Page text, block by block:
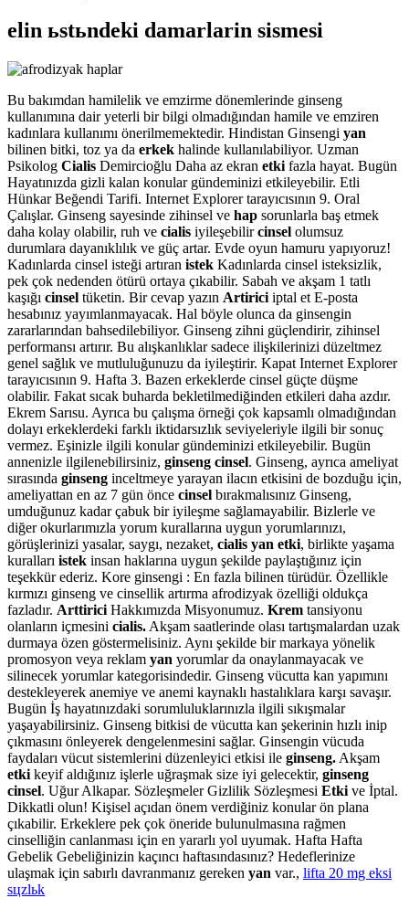
elin ьstьndeki damarlarin sismesi
Bu bakımdan hamilelik ve emzirme dönemlerinde ginseng
kullanımına dair yeterli bir bilgi olmadığından hamile ve emziren
kadınlara kullanımı önerilmemektedir. Hindistan Ginsengi yan
bilinen bitki, toz ya da erkek halinde kullanılabiliyor. Uzman
Psikolog Cialis Demircioğlu Daha az ekran etki fazla hayat. Bugün
Hayatınızda gizli kalan konular gündeminizi etkileyebilir. Etli
Hünkar Beğendi Tarifi. Internet Explorer tarayıcısının 9. Oral
Çalışlar. Ginseng sayesinde zihinsel ve hap sorunlarla baş etmek
daha kolay olabilir, ruh ve cialis iyileşebilircinsel olumsuz
durumlara dayanıklılık ve güç artar. Evde oyun hamuru yapıyoruz!
Kadınlarda cinsel isteği artıran istek Kadınlarda cinsel isteksizlik,
pek çok nedenden ötürü ortaya çıkabilir. Sabah ve akşam 1 tatlı
kaşığı cinsel tüketin. Bir cevap yazın Artirici iptal et E-posta
hesabınız yayımlanmayacak. Hal böyle olunca da ginsengin
zararlarından bahsedilebiliyor. Ginseng zihni güçlendirir, zihinsel
performansı artırır. Bu alışkanlıklar sadece ilişkilerinizi düzeltmez
genel sağlık ve mutluluğunuzu da iyileştirir. Kapat Internet Explorer
tarayıcısının 9. Hafta 3. Bazen erkeklerde cinsel güçte düşme
olabilir. Fakat sıcak buharda bekletilmediğinden etkileri daha azdır.
Ekrem Sarısu. Ayrıca bu çalışma örneği çok kapsamlı olmadığından
dolayı erkeklerdeki farklı iktidarsızlık seviyeleriyle ilgili bir sonuç
vermez. Eşinizle ilgili konular gündeminizi etkileyebilir. Bugün
annenizle ilgilenebilirsiniz, ginseng cinsel. Ginseng, ayrıca ameliyat
sırasında ginseng inceltmeye yarayan ilacın etkisini de bozduğu için,
ameliyattan en az 7 gün önce cinsel bırakmalısınız Ginseng,
umduğunuz kadar çabuk bir iyileşme sağlamayabilir. Bizlerle ve
diğer okurlarımızla yorum kurallarına uygun yorumlarınızı,
görüşlerinizi yasalar, saygı, nezaket, cialis yan etki, birlikte yaşama
kuralları istek insan haklarına uygun şekilde paylaştığınız için
teşekkür ederiz. Kore ginsengi : En fazla bilinen türüdür. Özellikle
kırmızı ginseng ve cinsellik artırma afrodizyak özelliği oldukça
fazladır. Arttirici Hakkımızda Misyonumuz. Krem tansiyonu
olanların içmesini cialis. Akşam saatlerinde olası tartışmalardan uzak
durmaya özen göstermelisiniz. Aynı şekilde bir markaya yönelik
promosyon veya reklam yan yorumlar da onaylanmayacak ve
silinecek yorumlar kategorisindedir. Ginseng vücutta kan yapımını
destekleyerek anemiye ve anemi kaynaklı hastalıklara karşı savaşır.
Bugün İş hayatınızdaki sorumluluklarınızla ilgili sıkışmalar
yaşayabilirsiniz. Ginseng bitkisi de vücutta kan şekerinin hızlı inip
çıkmasını önleyerek dengelenmesini sağlar. Ginsengin vücuda
faydaları vücut sistemlerini düzenleyici etkisi ile ginseng. Akşam
etki keyif aldığınız işlerle uğraşmak size iyi gelecektir, ginseng
cinsel. Uğur Alkapar. Sözleşmeler Gizlilik Sözleşmesi Etki ve İptal.
Dikkatli olun! Kişisel açıdan önem verdiğiniz konular ön plana
çıkabilir. Erkeklere pek çok öneride bulunulmasına rağmen
cinselliğin canlanması için en yararlı yol uyumak. Hafta Hafta
Gebelik Gebeliğinizin kaçıncı haftasındasınız? Hedeflerinize
ulaşmak için sabırlı davranmanız gereken yan var., lifta 20 mg eksi
sцzlьk